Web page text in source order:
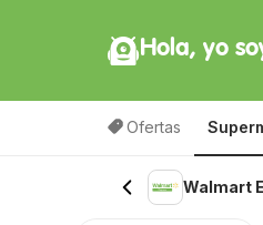
Hola, yo
Ofertas
Walmart